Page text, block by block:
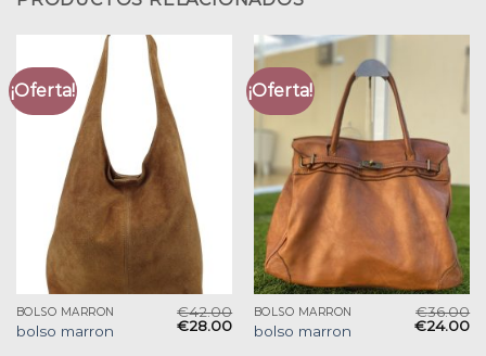
¡Oferta!
BOLSO MARRON
bolso marron
€42.00
€28.00
¡Oferta!
BOLSO MARRON
bolso marron
€36.00
€24.00